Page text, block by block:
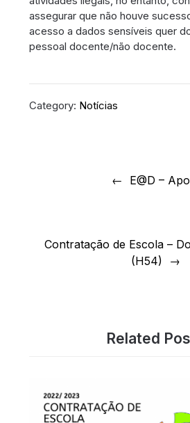
assegurar que não houve
acesso a dados sensíveis quer
pessoal docente/não docente.
Category: Notícias
E@D –
Contratação de Escola –
(H54)
Related